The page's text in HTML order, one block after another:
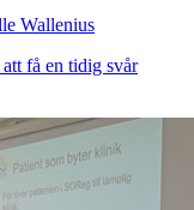
Wallenius
få en tidig svår